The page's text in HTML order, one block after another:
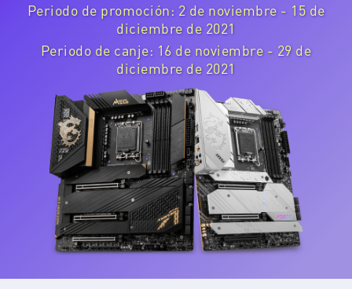
Periodo de promoción: 2 de noviembre - 15 de
diciembre de 2021
Periodo de canje: 16 de noviembre - 29 de
diciembre de 2021